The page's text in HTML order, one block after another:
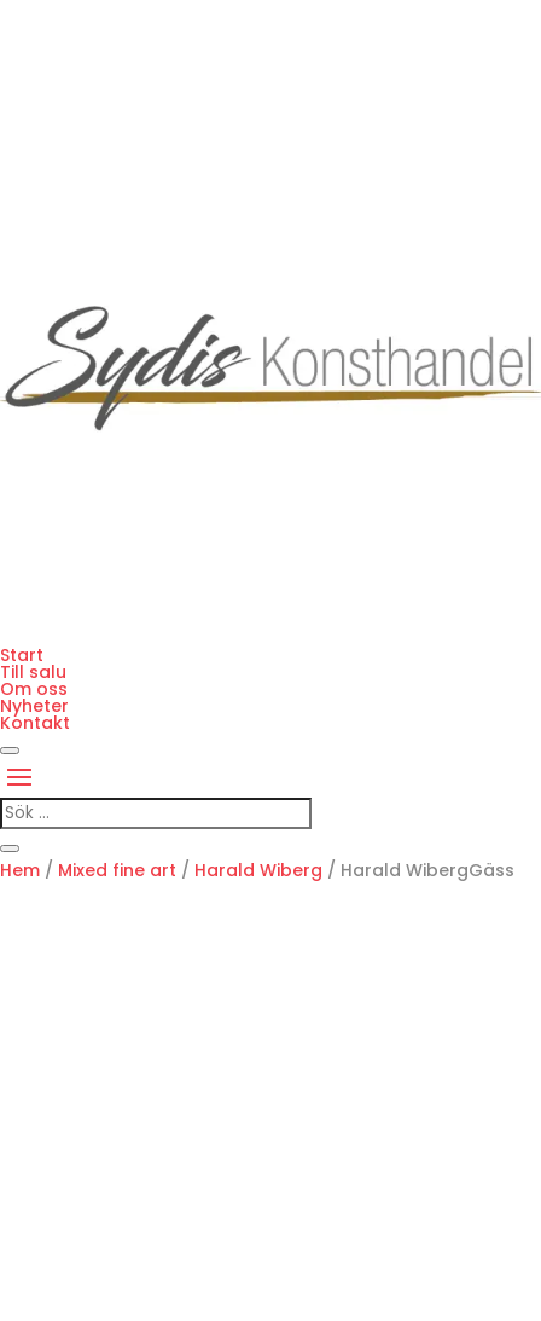
Start
Till salu
Om oss
Nyheter
Kontakt
Hem / Mixed fine art / Harald Wiberg / Harald WibergGäss